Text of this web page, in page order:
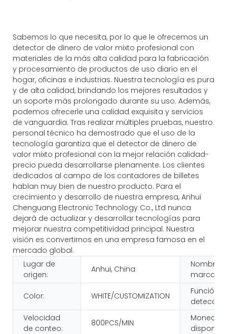
Sabemos lo que necesita, por lo que le ofrecemos un
detector de dinero de valor mixto profesional con
materiales de la más alta calidad para la fabricación
y procesamiento de productos de uso diario en el
hogar, oficinas e industrias. Nuestra tecnología es pura
y de alta calidad, brindando los mejores resultados y
un soporte más prolongado durante su uso. Además,
podemos ofrecerle una calidad exquisita y servicios
de vanguardia. Tras realizar múltiples pruebas, nuestro
personal técnico ha demostrado que el uso de la
tecnología garantiza que el detector de dinero de
valor mixto profesional con la mejor relación calidad-
precio pueda desarrollarse plenamente. Los clientes
dedicados al campo de los contadores de billetes
hablan muy bien de nuestro producto. Para el
crecimiento y desarrollo de nuestra empresa, Anhui
Chenguang Electronic Technology Co., Ltd nunca
dejará de actualizar y desarrollar tecnologías para
mejorar nuestra competitividad principal. Nuestra
visión es convertirnos en una empresa famosa en el
mercado global.
Lugar de
origen:
Anhui, China
Nombre
marca:
Color: WHITE/CUSTOMIZATION
Función
Velocidad
de conteo:
800PCS/MIN
Moneda